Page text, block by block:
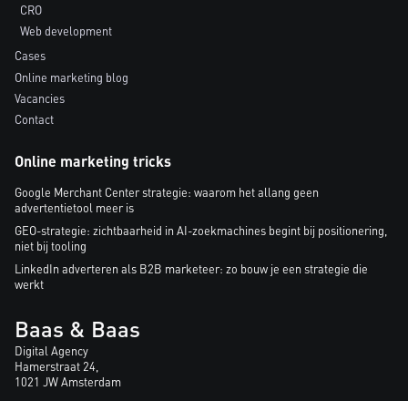
CRO
Web development
Cases
Online marketing blog
Vacancies
Contact
Online marketing tricks
Google Merchant Center strategie: waarom het allang geen
advertentietool meer is
GEO-strategie: zichtbaarheid in AI-zoekmachines begint bij positionering,
niet bij tooling
LinkedIn adverteren als B2B marketeer: zo bouw je een strategie die
werkt
Baas & Baas
Digital Agency
Hamerstraat 24,
1021 JW Amsterdam